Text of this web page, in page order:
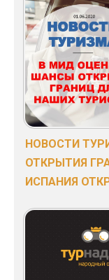
НОВОСТИ
ОТКРЫТИЯ
ИСПАНИЯ